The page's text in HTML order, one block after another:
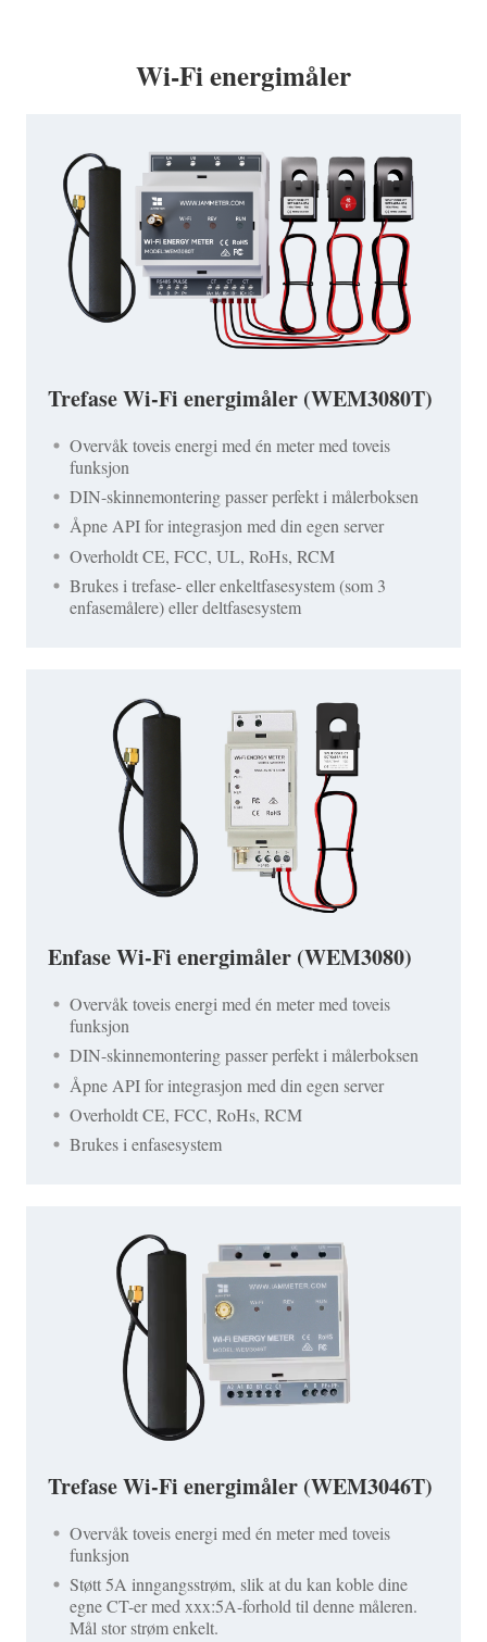
Wi-Fi energimåler
Trefase Wi-Fi energimåler (WEM3080T)
Overvåk toveis energi med én meter med toveis
funksjon
DIN-skinnemontering passer perfekt i målerboksen
Åpne API for integrasjon med din egen server
Overholdt CE, FCC, UL, RoHs, RCM
Brukes i trefase- eller enkeltfasesystem (som 3
enfasemålere) eller deltfasesystem
Enfase Wi-Fi energimåler (WEM3080)
Overvåk toveis energi med én meter med toveis
funksjon
DIN-skinnemontering passer perfekt i målerboksen
Åpne API for integrasjon med din egen server
Overholdt CE, FCC, RoHs, RCM
Brukes i enfasesystem
Trefase Wi-Fi energimåler (WEM3046T)
Overvåk toveis energi med én meter med toveis
funksjon
Støtt 5A inngangsstrøm, slik at du kan koble dine
egne CT-er med xxx:5A-forhold til denne måleren.
Mål stor strøm enkelt.